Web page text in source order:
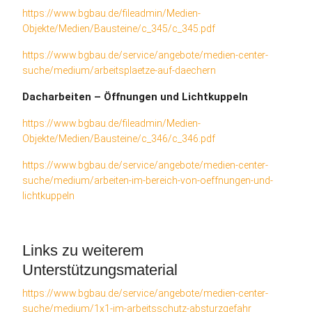
https://www.bgbau.de/fileadmin/Medien-
Objekte/Medien/Bausteine/c_345/c_345.pdf
https://www.bgbau.de/service/angebote/medien-center-
suche/medium/arbeitsplaetze-auf-daechern
Dacharbeiten – Öffnungen und Lichtkuppeln
https://www.bgbau.de/fileadmin/Medien-
Objekte/Medien/Bausteine/c_346/c_346.pdf
https://www.bgbau.de/service/angebote/medien-center-
suche/medium/arbeiten-im-bereich-von-oeffnungen-und-
lichtkuppeln
Links zu weiterem
Unterstützungsmaterial
https://www.bgbau.de/service/angebote/medien-center-
suche/medium/1x1-im-arbeitsschutz-absturzgefahr